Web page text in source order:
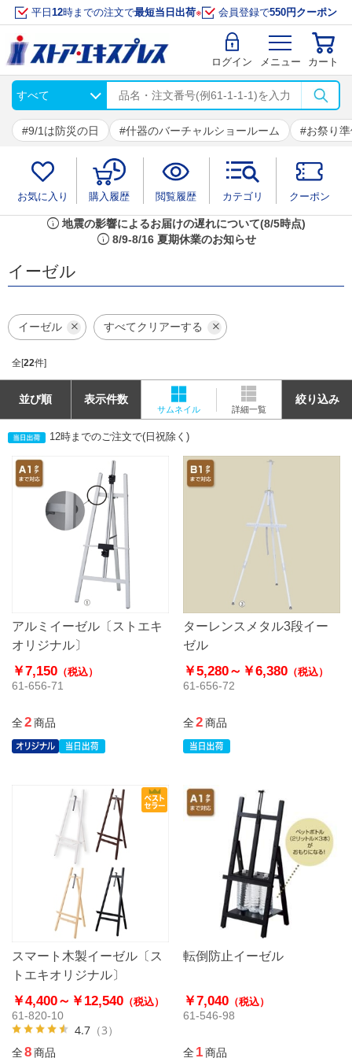
平日 12時までの注文で最短当日出荷※ 会員登録で550円クーポン
ログイン メニュー カート
9/1は防災の日 什器のバーチャルショールーム お祭り
お気に入り 購入履歴 閲覧履歴 カテゴリ クーポン
info 地震の影響によるお届けの遅れについて(8/5時点)
info 8/9-8/16 夏期休業のお知らせ
イーゼル
イーゼル すべてクリアーする
全[22件]
並び順 表示件数
サムネイル 詳細一覧
絞り込み
12時までのご注文で(日祝除く)
アルミイーゼル〔ストエキ
オリジナル〕
￥7,150 （税込）
61-656-71
全2商品
ターレンスメタル3段イー
ゼル
￥5,280～ ￥6,380（税込）
61-656-72
全2商品
スマート木製イーゼル〔ス
トエキオリジナル〕
￥4,400～ ￥12,540 （税込）
61-820-10
4.7 （3）
全8商品
転倒防止イーゼル
￥7,040（税込）
61-546-98
全1商品